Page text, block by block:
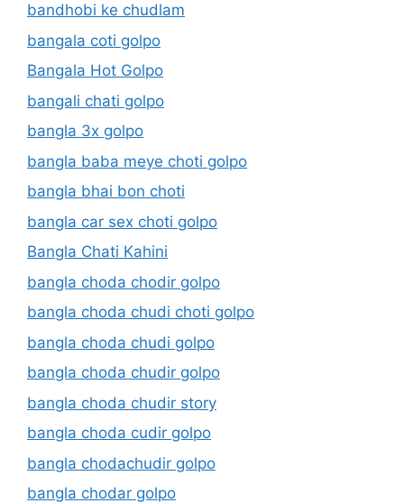
bandhobi ke chudlam
bangala coti golpo
Bangala Hot Golpo
bangali chati golpo
bangla 3x golpo
bangla baba meye choti golpo
bangla bhai bon choti
bangla car sex choti golpo
Bangla Chati Kahini
bangla choda chodir golpo
bangla choda chudi choti golpo
bangla choda chudi golpo
bangla choda chudir golpo
bangla choda chudir story
bangla choda cudir golpo
bangla chodachudir golpo
bangla chodar golpo